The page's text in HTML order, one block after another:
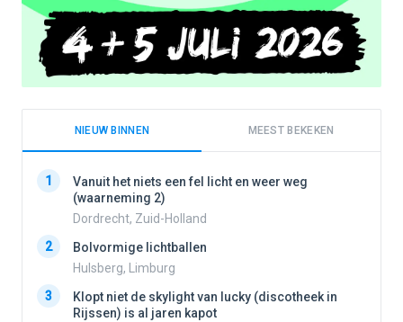
NIEUW BINNEN MEEST BEKEKEN
1
Vanuit het niets een fel licht en weer weg
(waarneming 2)
Dordrecht, Zuid-Holland
2
Bolvormige lichtballen
Hulsberg, Limburg
3
Klopt niet de skylight van lucky (discotheek in
Rijssen) is al jaren kapot